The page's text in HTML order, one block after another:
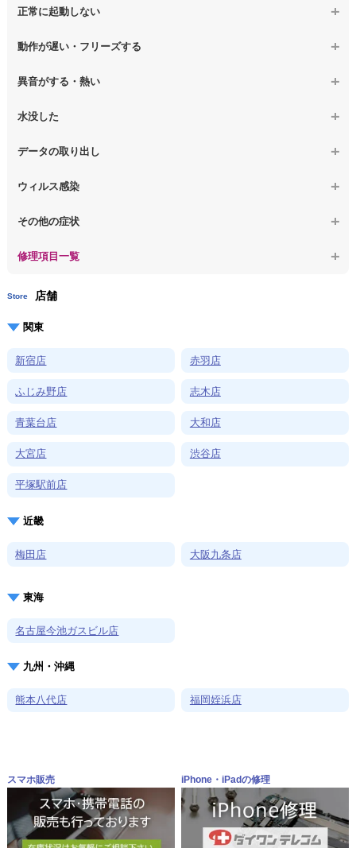
【ノートパソコン】液晶ディスプレイ交換
【ノートパソコン】マザーボード修理
【ノートパソコン】SSD換装
【macbook】画面の割れ・破損
かしい、チラつく等)
【macbook】症状が選択肢にない、よく分からない
正常に起動しない
【macbook】電源ボタンを押しても反応が無い
動作が遅い・フリーズする
異音がする・熱い
【macbook】パソコンから異音がする
水没した
【macbook】水没してパソコンが動かない
データの取り出し
【macbook】起動しないパソコンのデータを復旧
ウィルス感染
【macbook】特定のプログラムを削除したい
その他の症状
修理項目一覧
Store 店舗
関東
新宿店 赤羽店
ふじみ野店 志木店
青葉台店 大和店
大宮店 渋谷店
平塚駅前店
近畿
梅田店 大阪九条店
東海
名古屋今池ガスビル店
九州・沖縄
熊本八代店 福岡姪浜店
スマホ販売 iPhone・iPadの修理